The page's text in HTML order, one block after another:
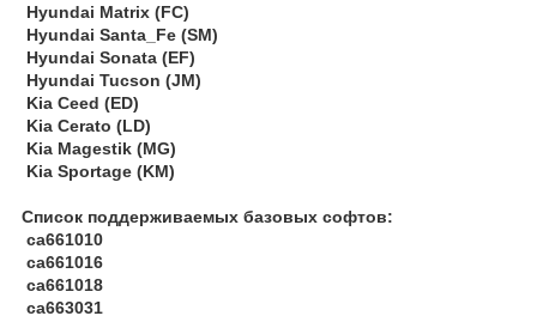
Hyundai Matrix (FC)
Hyundai Santa_Fe (SM)
Hyundai Sonata (EF)
Hyundai Tucson (JM)
Kia Ceed (ED)
Kia Cerato (LD)
Kia Magestik (MG)
Kia Sportage (KM)
Список поддерживаемых базовых софтов:
ca661010
ca661016
ca661018
ca663031